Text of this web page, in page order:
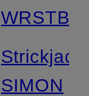
SIMON